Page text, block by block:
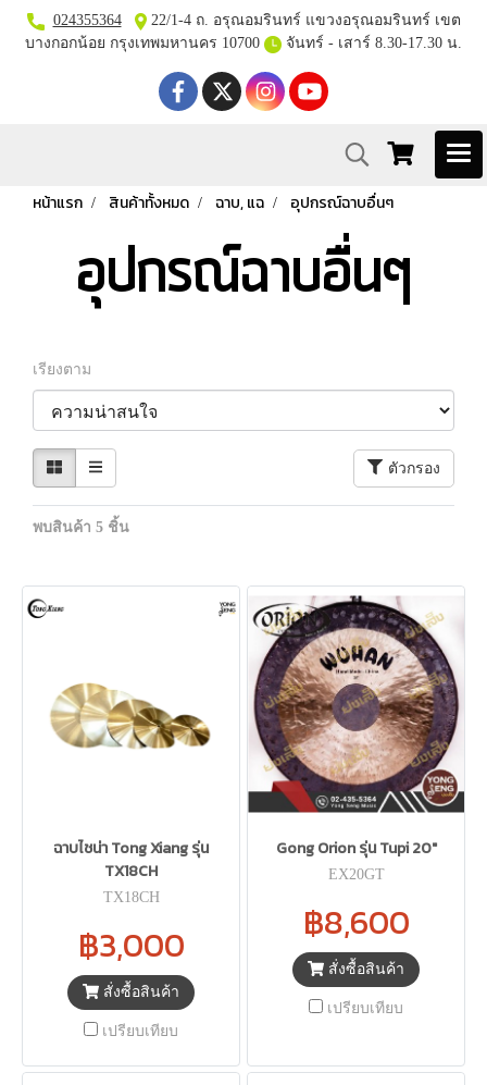
024355364
22/1-4 ถ. อรุณอมรินทร์ แขวงอรุณอมรินทร์ เขต
บางกอกน้อย กรุงเทพมหานคร 10700
จันทร์ - เสาร์ 8.30-17.30 น.
หน้าแรก สินค้าทั้งหมด ฉาบ, แฉ อุปกรณ์ฉาบอื่นๆ
อุปกรณ์ฉาบอื่นๆ
เรียงตาม
ตัวกรอง
พบสินค้า 5 ชิ้น
ฉาบไชน่า Tong Xiang รุ่น
TX18CH
TX18CH
฿3,000
สั่งซื้อสินค้า
เปรียบเทียบ
Gong Orion รุ่น Tupi 20"
EX20GT
฿8,600
สั่งซื้อสินค้า
เปรียบเทียบ